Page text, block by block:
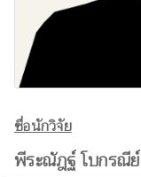
ชื่อนักวิจัย
พีระณัฎฐ์ โบกรณีย์